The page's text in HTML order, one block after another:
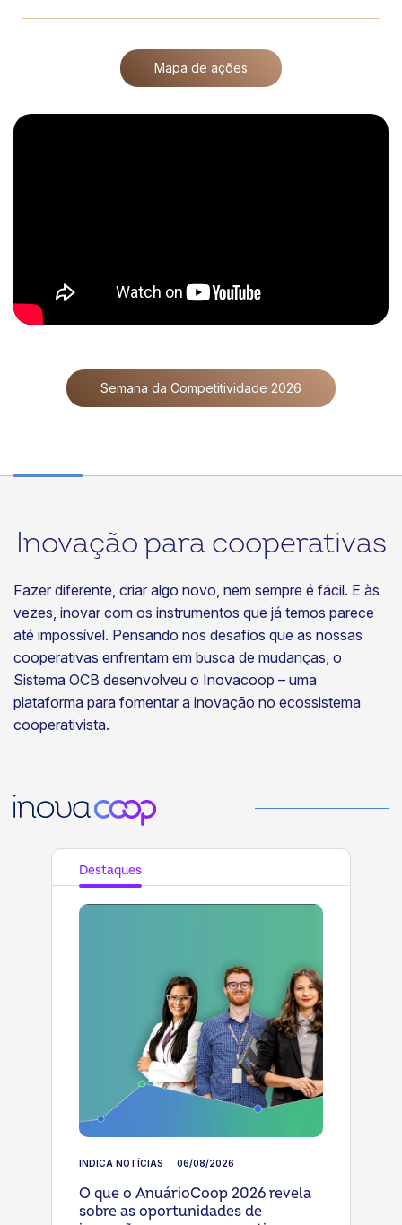
Mapa de ações
Semana da Competitividade 2026
Inovação para cooperativas
Fazer diferente, criar algo novo, nem sempre é fácil. E às
vezes, inovar com os instrumentos que já temos parece
até impossível. Pensando nos desafios que as nossas
cooperativas enfrentam em busca de mudanças, o
Sistema OCB desenvolveu o Inovacoop – uma
plataforma para fomentar a inovação no ecossistema
cooperativista.
Destaques
INDICA NOTÍCIAS 06/08/2026
O que o AnuárioCoop 2026 revela
sobre as oportunidades de